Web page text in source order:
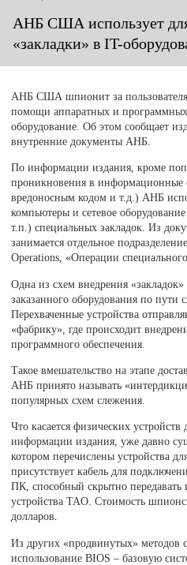
АНБ США использует
«закладки» в IT-
АНБ США шпионит за
помощи аппаратных и
оборудование. Об этом сообщает
внутренние документы АНБ.
По информации издания, кроме
проникновения в информационные
вредоносным кодом и т.д.) АНБ
компьютеры и сетевое
т.п.) специальных закладок. Из
занимается отдельное
Operations, «Операции
Одна из схем внедрения «закладок»
заказанного оборудования по пути
Перехваченные устройства
«фабрику», где происходит
программного обеспечения.
Такое вмешательство на этапе
АНБ принято называть
популярных схем слежения.
Что касается физических
информации издания, уже давно
котором перечислены устройства
присутствует кабель для
ПК, способный скрытно
устройства TAO. Стоимость
долларов.
Из других «продвинутых» методов
использование BIOS – базовую